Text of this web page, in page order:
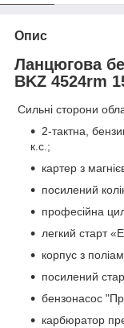
Опис
Ланцюгова
BKZ 4524rm
Сильні сторони
2-тактна,
к.с.;
картер з
посилений
професійна
легкий старт
корпус з
посилений
бензонасос
карбюратор